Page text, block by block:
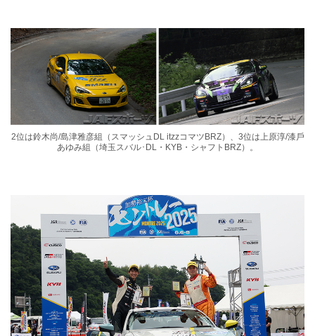
2位は鈴⽊尚/島津雅彦組（スマッシュDL itzzコマツBRZ）、3位は上原淳/漆⼾
あゆみ組（埼玉スバル･DL・KYB・シャフトBRZ）。